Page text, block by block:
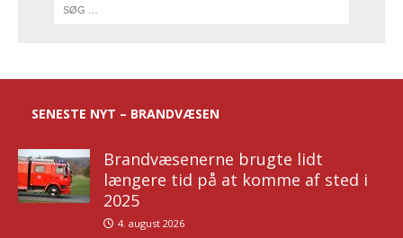
SENESTE NYT – BRANDVÆSEN
Brandvæsenerne brugte lidt
længere tid på at komme af sted i
2025
4. august 2026